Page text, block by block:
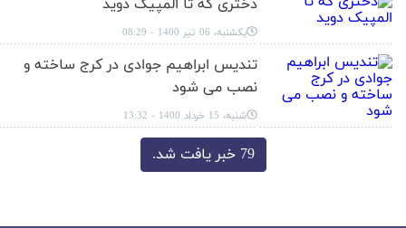
دختری که تا المپیک دوید
یکشنبه، 06 تیر 1400 - 08:29
تندیس ابراهیم جوادی در کرج ساخته و
نصب می شود
شنبه، 15 خرداد 1400 - 13:32
79 خبر یافت شد.